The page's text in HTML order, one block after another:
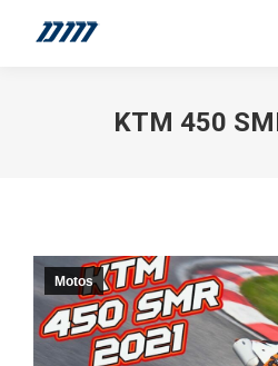
KTM 450
Motos